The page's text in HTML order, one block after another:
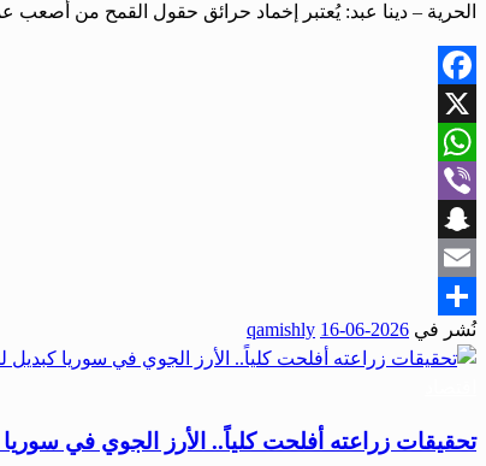
الحرية – دينا عبد: يُعتبر إخماد حرائق حقول القمح من أصعب
Facebook
X
WhatsApp
Viber
Snapchat
Email
Share
نُشر في 2026-06-16
qamishly
تحقيقات زراعته أفلحت كلياً.. الأرز الجوي في سوريا